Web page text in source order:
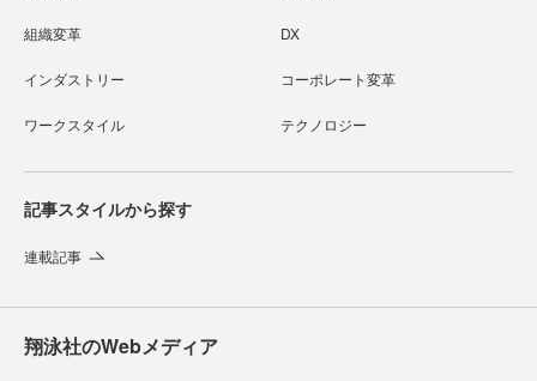
組織変革 DX
インダストリー コーポレート変革
ワークスタイル テクノロジー
記事スタイルから探す
連載記事
翔泳社のWebメディア